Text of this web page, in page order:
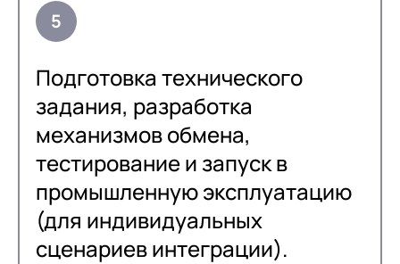
Подготовка технического
задания, разработка
механизмов обмена,
тестирование и запуск в
промышленную эксплуатацию
(для индивидуальных
сценариев интеграции).